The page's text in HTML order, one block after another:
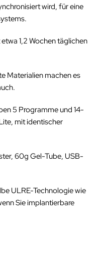
wird, für eine
1,2 Wochen täglichen
Materialien machen es
5 Programme und 14-
mit identischer
60g Gel-Tube, USB-
ULRE-Technologie wie
Sie implantierbare